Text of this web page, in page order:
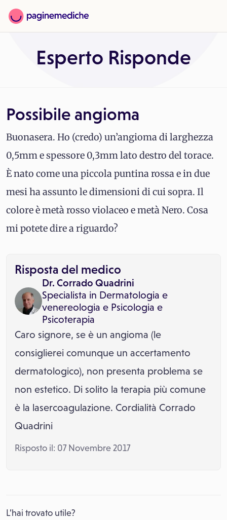
Esperto Risponde
Possibile angioma
Buonasera. Ho (credo) un’angioma di larghezza
0,5mm e spessore 0,3mm lato destro del torace.
È nato come una piccola puntina rossa e in due
mesi ha assunto le dimensioni di cui sopra. Il
colore è metà rosso violaceo e metà Nero. Cosa
mi potete dire a riguardo?
Risposta del medico
Dr. Corrado Quadrini
Specialista in Dermatologia e
venereologia e Psicologia e
Psicoterapia
Caro signore, se è un angioma (le
consiglierei comunque un accertamento
dermatologico), non presenta problema se
non estetico. Di solito la terapia più comune
è la lasercoagulazione. Cordialità Corrado
Quadrini
Risposto il: 07 Novembre 2017
L’hai trovato utile?